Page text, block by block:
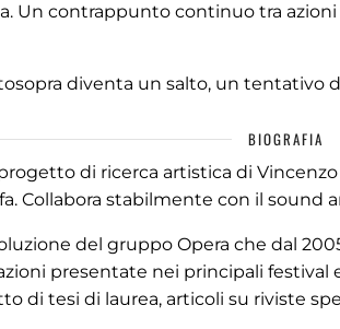
Un contrappunto continuo tra
diventa un salto, un tentativo
BIOGRAFIA
di ricerca artistica di
Collabora stabilmente con il sound
del gruppo Opera che dal
presentate nei principali festival
di tesi di laurea, articoli su riviste